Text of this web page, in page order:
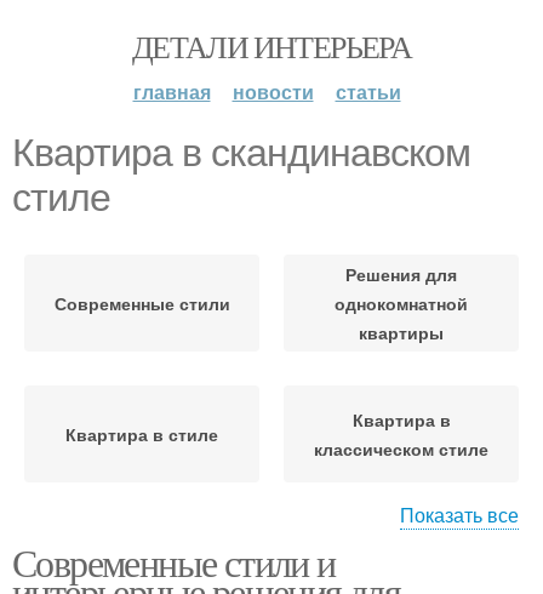
ДЕТАЛИ ИНТЕРЬЕРА
главная новости статьи
Квартира в скандинавском
стиле
Современные стили
Решения для
однокомнатной
квартиры
Квартира в стиле
Квартира в
классическом стиле
однокомнатной
Показать все
Современные стили и